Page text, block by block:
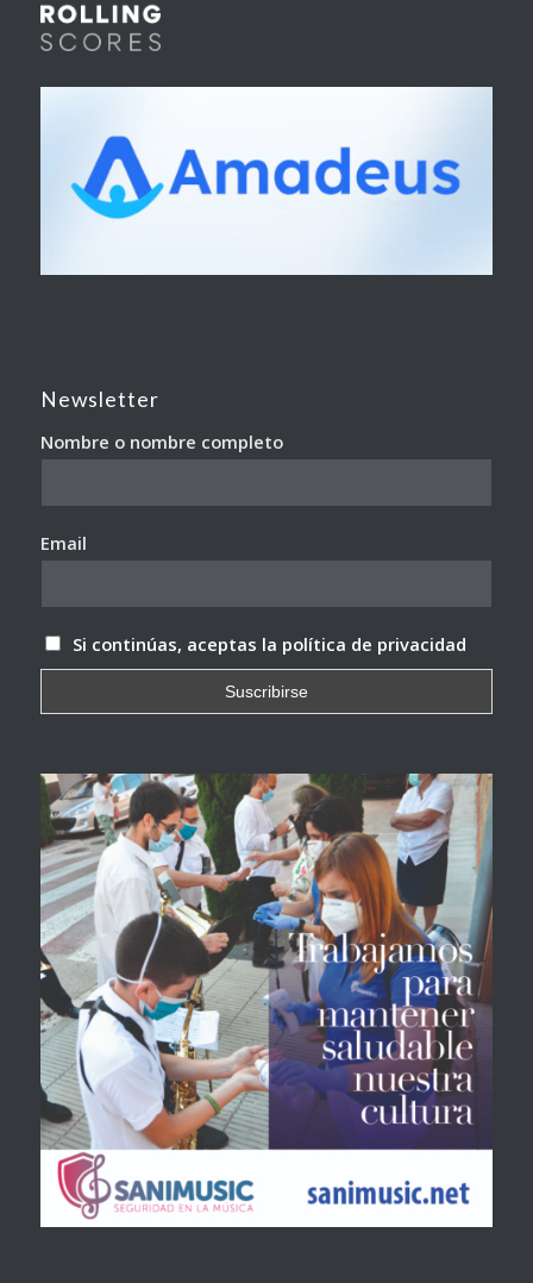
Newsletter
Nombre o nombre completo
Email
Si continúas, aceptas la política de privacidad